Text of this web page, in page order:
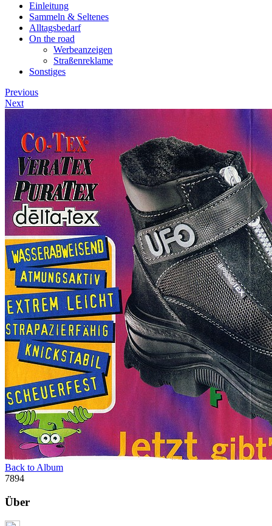
Einleitung
Sammeln & Seltenes
Alltagsbedarf
On the road
Werbeanzeigen
Straßenreklame
Sonstiges
Previous
Next
Back to Album
7894
Über